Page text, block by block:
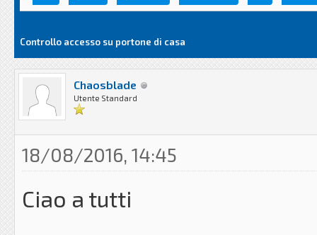
Controllo accesso su portone di casa
Chaosblade
Utente Standard
18/08/2016, 14:45
Ciao a tutti